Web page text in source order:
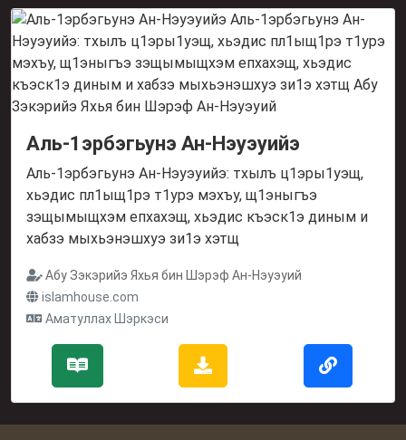
Аль-1эрбэгьунэ Ан-Нэуэуийэ
Аль-1эрбэгьунэ Ан-Нэуэуийэ: тхылъ ц1эры1уэщ,
хьэдис пл1ыщ1рэ т1урэ мэхъу, щ1эныгъэ
зэщымыщхэм епхахэщ, хьэдис къэск1э диным и
хабзэ мыхьэнэшхуэ зи1э хэтщ
Абу Зэкэрийэ Яхья бин Шэрэф Ан-Нэуэуий
islamhouse.com
Аматуллах Шэркэси